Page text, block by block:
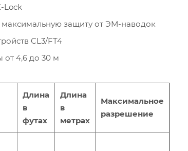
Lock
защиту от ЭМ-наводок
CL3/FT4
от 4,6 до 30 м
Длина
в
футах
Длина
в
метрах
Максимальное
разрешение